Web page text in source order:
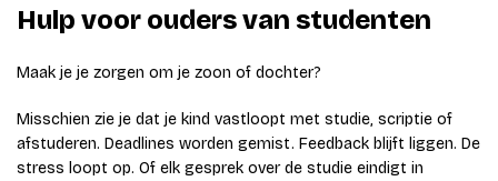
Hulp voor ouders van studenten
Maak je je zorgen om je zoon of dochter?
Misschien zie je dat je kind vastloopt met studie, scriptie of
afstuderen. Deadlines worden gemist. Feedback blijft liggen. De
stress loopt op. Of elk gesprek over de studie eindigt in